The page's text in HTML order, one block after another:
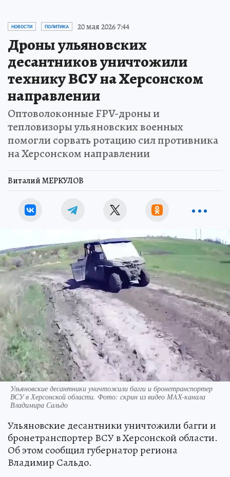
НОВОСТИ ПОЛИТИКА 20 мая 2026 7:44
Дроны ульяновских
десантников уничтожили
технику ВСУ на Херсонском
направлении
Оптоволоконные FPV-дроны и
тепловизоры ульяновских военных
помогли сорвать ротацию сил противника
на Херсонском направлении
Виталий МЕРКУЛОВ
Ульяновские десантники уничтожили багги и бронетранспортер
ВСУ в Херсонской области. Фото: скрин из видео MAX-канала
Владимира Сальдо
Ульяновские десантники уничтожили багги и
бронетранспортер ВСУ в Херсонской области.
Об этом сообщил губернатор региона
Владимир Сальдо.